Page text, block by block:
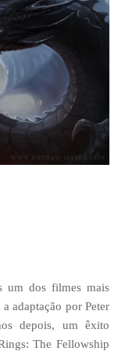
um dos filmes mais
adaptação por Peter
depois, um êxito
The Fellowship